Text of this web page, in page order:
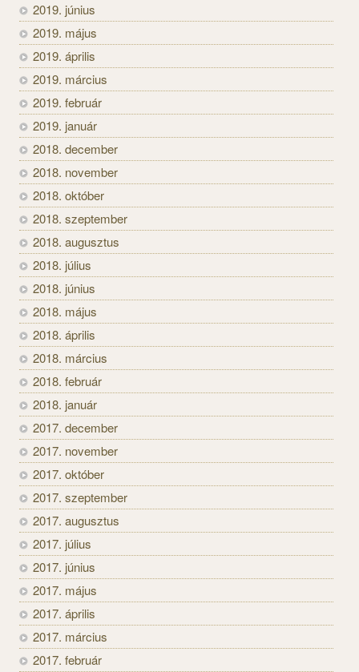
2019. június
2019. május
2019. április
2019. március
2019. február
2019. január
2018. december
2018. november
2018. október
2018. szeptember
2018. augusztus
2018. július
2018. június
2018. május
2018. április
2018. március
2018. február
2018. január
2017. december
2017. november
2017. október
2017. szeptember
2017. augusztus
2017. július
2017. június
2017. május
2017. április
2017. március
2017. február